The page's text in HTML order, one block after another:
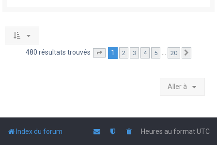
480 résultats trouvés Page sur20
1 2 3 4 5 … 20
Aller à
Index du forum Heures au formatUTC